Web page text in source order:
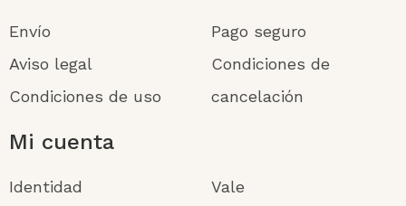
Envío
Aviso legal
Condiciones de uso
Pago seguro
Condiciones de
cancelación
Mi cuenta
Identidad
Vale